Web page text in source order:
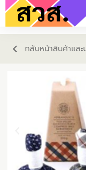
กลับหน้าสินค้าและ